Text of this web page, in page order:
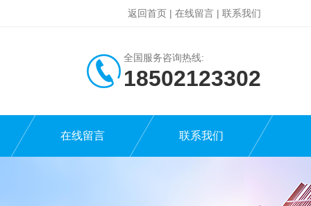
返回首页 | 在线留言 | 联系我们
全国服务咨询热线:
18502123302
在线留言 联系我们